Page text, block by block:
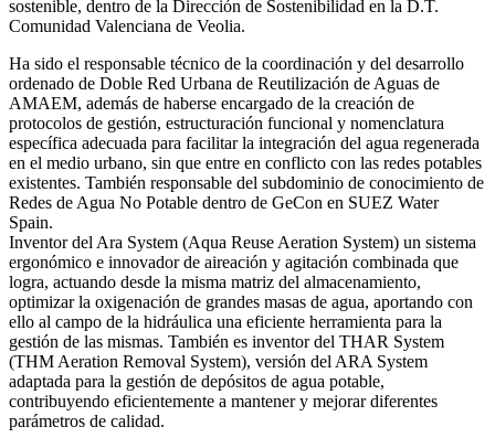
sostenible, dentro de la Dirección de Sostenibilidad en la D.T.
Comunidad Valenciana de Veolia.
Ha sido el responsable técnico de la coordinación y del desarrollo
ordenado de Doble Red Urbana de Reutilización de Aguas de
AMAEM, además de haberse encargado de la creación de
protocolos de gestión, estructuración funcional y nomenclatura
específica adecuada para facilitar la integración del agua regenerada
en el medio urbano, sin que entre en conflicto con las redes potables
existentes. También responsable del subdominio de conocimiento de
Redes de Agua No Potable dentro de GeCon en SUEZ Water
Spain.
Inventor del Ara System (Aqua Reuse Aeration System) un sistema
ergonómico e innovador de aireación y agitación combinada que
logra, actuando desde la misma matriz del almacenamiento,
optimizar la oxigenación de grandes masas de agua, aportando con
ello al campo de la hidráulica una eficiente herramienta para la
gestión de las mismas. También es inventor del THAR System
(THM Aeration Removal System), versión del ARA System
adaptada para la gestión de depósitos de agua potable,
contribuyendo eficientemente a mantener y mejorar diferentes
parámetros de calidad.